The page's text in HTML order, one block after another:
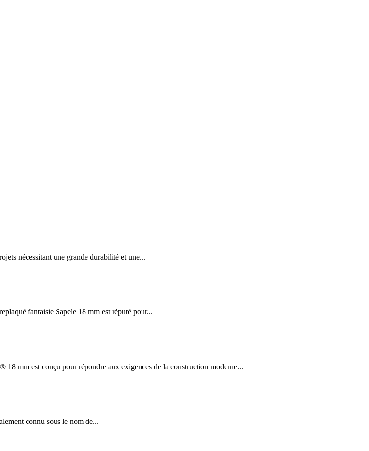
nécessitant une grande durabilité et une...
fantaisie Sapele 18 mm est réputé pour...
mm est conçu pour répondre aux exigences de la construction moderne...
connu sous le nom de...